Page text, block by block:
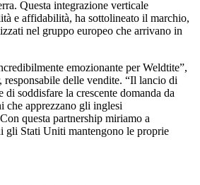
Questa integrazione verticale
e affidabilità, ha sottolineato il marchio,
nel gruppo europeo che arrivano in
emozionante per Weldtite”,
responsabile delle vendite. “Il lancio di
soddisfare la crescente domanda da
che apprezzano gli inglesi
questa partnership miriamo a
gli Stati Uniti mantengono le proprie